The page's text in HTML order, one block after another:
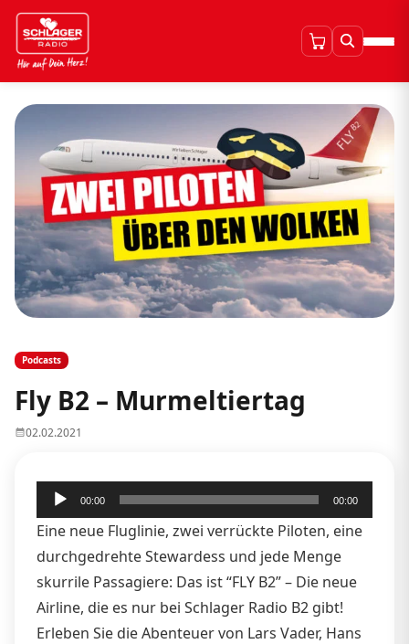
Podcasts
Fly B2 – Murmeltiertag
02.02.2021
Audio-
Player
00:00 00:00
Eine neue Fluglinie, zwei verrückte Piloten, eine
durchgedrehte Stewardess und jede Menge
skurrile Passagiere: Das ist “FLY B2” – Die neue
Airline, die es nur bei Schlager Radio B2 gibt!
Erleben Sie die Abenteuer von Lars Vader, Hans